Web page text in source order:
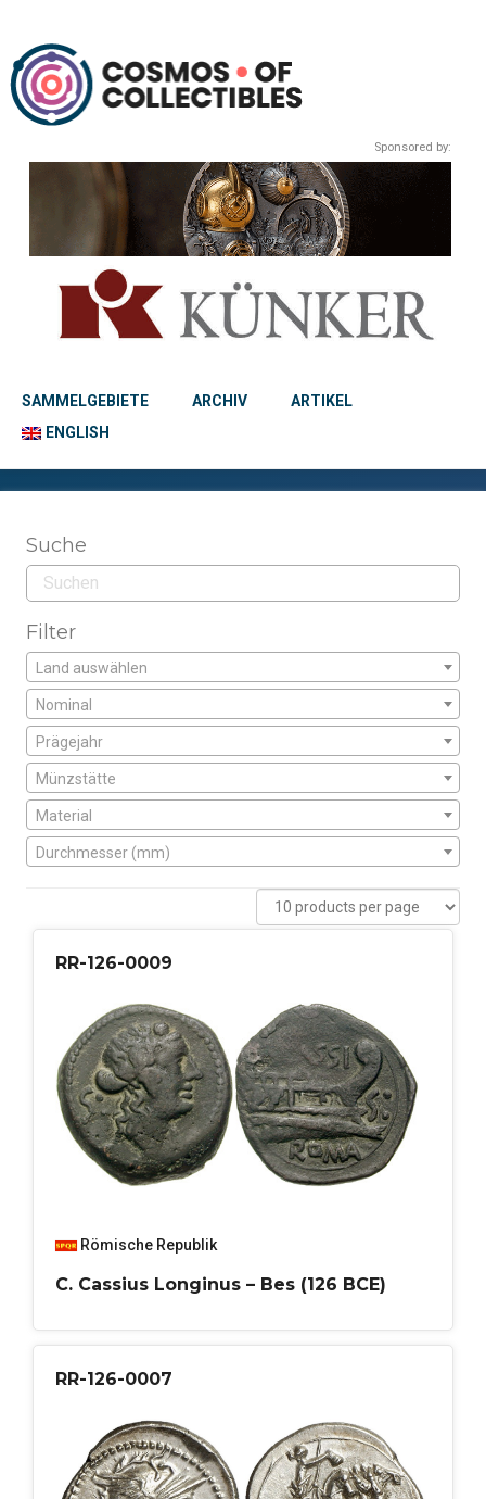
Sponsored by:
SAMMELGEBIETE ARCHIV
ARTIKEL
ENGLISH
Suche
Filter
Land auswählen
Nominal
Prägejahr
Münzstätte
Material
Durchmesser (mm)
RR-126-0009
Römische Republik
C. Cassius Longinus – Bes (126 BCE)
RR-126-0007